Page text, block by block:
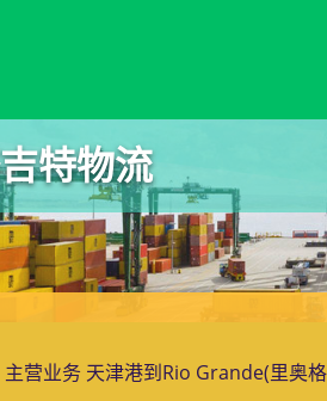
特物流
主营业务 天津港到Rio Grande(里奥